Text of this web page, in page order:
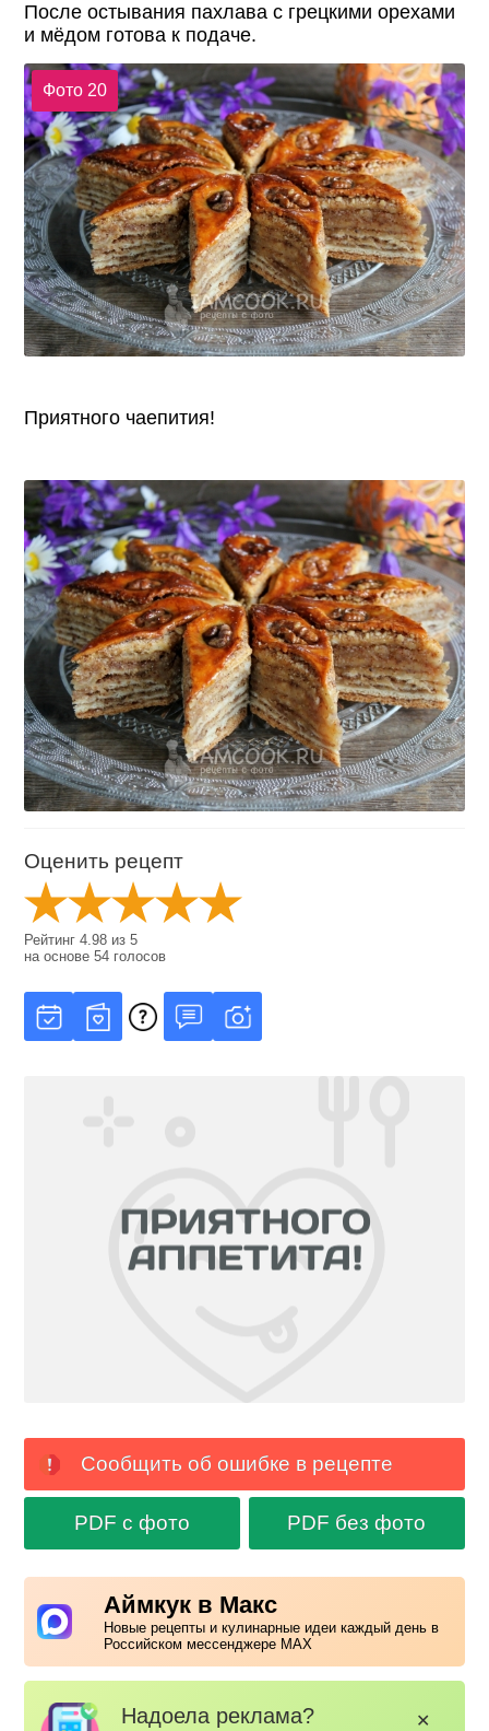
После остывания пахлава с грецкими орехами
и мёдом готова к подаче.
Фото 20
Приятного чаепития!
Оценить рецепт
Рейтинг4.98 из5
на основе54 голосов
Сообщить об ошибке в рецепте
PDF с фото PDF без фото
Аймкук в Макс
Новые рецепты и кулинарные идеи каждый день в
Российском мессенджере MAX
Надоела реклама? ✕